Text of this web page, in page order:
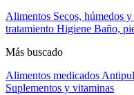
Alimentos Secos, húmedos
tratamiento Higiene Baño,
Más buscado
Alimentos medicados
Suplementos y vitaminas